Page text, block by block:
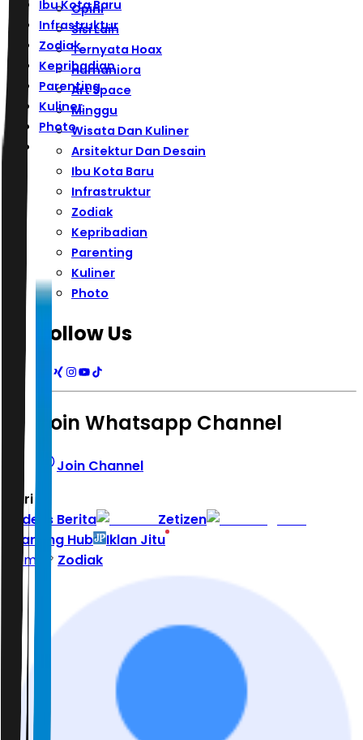
Ibu Kota Baru
Infrastruktur
Zodiak
Kepribadian
Parenting
Kuliner
Photo
Opini
Sisi Lain
Ternyata Hoax
Humaniora
Art Space
Minggu
Wisata Dan Kuliner
Arsitektur Dan Desain
Ibu Kota Baru
Infrastruktur
Zodiak
Kepribadian
Parenting
Kuliner
Photo
Follow Us
Join Whatsapp Channel
Join Channel
Hari ini
Indeks Berita
Zetizen
Learning Hub
Iklan Jitu
Home
Zodiak